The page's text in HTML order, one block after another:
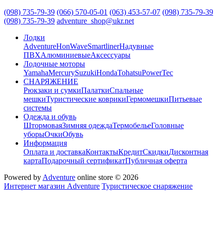
(098) 735-79-39 (066) 570-05-01 (063) 453-57-07 (098) 735-79-39
(098) 735-79-39 adventure_shop@ukr.net
Лодки
AdventureHonWaveSmartlinerНадувные
ПВХАлюминиевыеАксессуары
Лодочные моторы
YamahaMercurySuzukiHondaTohatsuPowerTec
СНАРЯЖЕНИЕ
Рюкзаки и сумкиПалаткиСпальные
мешкиТуристические коврикиГермомешкиПитьевые
системы
Одежда и обувь
ШтормоваяЗимняя одеждаТермобельеГоловные
уборыОчкиОбувь
Информация
Оплата и доставкаКонтактыКредитСкидкиДисконтная
картаПодарочный сертификатПубличная оферта
Powered by Adventure online store © 2026
Интернет магазин Adventure Туристическое снаряжение